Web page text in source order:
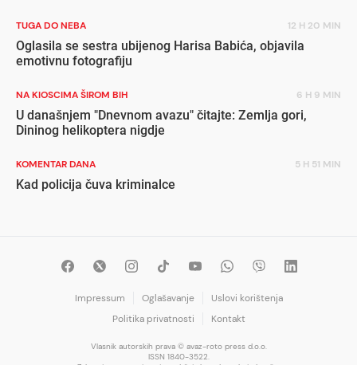
TUGA DO NEBA 12 H 20 MIN
Oglasila se sestra ubijenog Harisa Babića, objavila
emotivnu fotografiju
NA KIOSCIMA ŠIROM BIH 6 H 9 MIN
U današnjem "Dnevnom avazu" čitajte: Zemlja gori,
Dininog helikoptera nigdje
KOMENTAR DANA 5 H 51 MIN
Kad policija čuva kriminalce
Impressum Oglašavanje
Uslovi korištenja
Politika privatnosti
Kontakt
Vlasnik autorskih prava © avaz-roto press d.o.o.
ISSN 1840-3522.